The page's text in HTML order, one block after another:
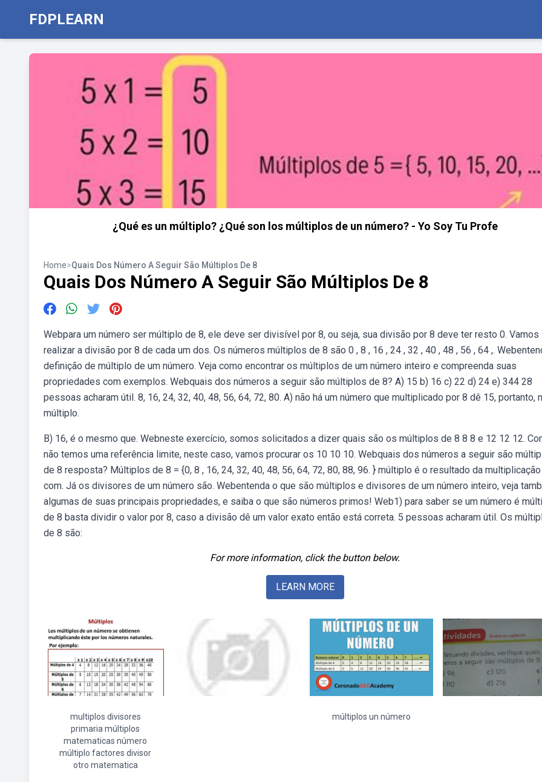
FDPLEARN
¿Qué es un múltiplo? ¿Qué son los múltiplos de un número? - Yo Soy Tu Profe
Home>Quais Dos Número A Seguir São Múltiplos De 8
Quais Dos Número A Seguir São Múltiplos De 8
Webpara um número ser múltiplo de 8, ele deve ser divisível por 8, ou seja, sua divisão por 8 deve ter resto 0. Vamos
realizar a divisão por 8 de cada um dos. Os números múltiplos de 8 são 0 , 8 , 16 , 24 , 32 , 40 , 48 , 56 , 64 ,.
definição de múltiplo de um número. Veja como encontrar os múltiplos de um número inteiro e compreenda suas
propriedades com exemplos. Webquais dos números a seguir são múltiplos de 8? A) 15 b) 16 c) 22 d) 24 e) 344 28
pessoas acharam útil. 8, 16, 24, 32, 40, 48, 56, 64, 72, 80. A) não há um número que multiplicado por 8 dê 15, portanto,
múltiplo.
B) 16, é o mesmo que. Webneste exercício, somos solicitados a dizer quais são os múltiplos de 8 8 8 e 12 12 12.
não temos uma referência limite, neste caso, vamos procurar os 10 10 10. Webquais dos números a seguir são
de 8 resposta? Múltiplos de 8 = {0, 8 , 16, 24, 32, 40, 48, 56, 64, 72, 80, 88, 96. } múltiplo é o resultado da
com. Já os divisores de um número são. Webentenda o que são múltiplos e divisores de um número inteiro, veja
algumas de suas principais propriedades, e saiba o que são números primos! Web1) para saber se um número é
de 8 basta dividir o valor por 8, caso a divisão dê um valor exato então está correta. 5 pessoas acharam útil. Os
de 8 são:
For more information, click the button below.
LEARN MORE
multiplos divisores
primaria múltiplos
matematicas número
múltiplo factores divisor
otro matematica
múltiplos un número